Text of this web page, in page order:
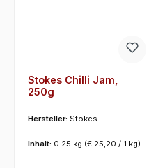
Stokes Chilli Jam,
250g
Hersteller: Stokes
Inhalt: 0.25 kg (€ 25,20 / 1 kg)